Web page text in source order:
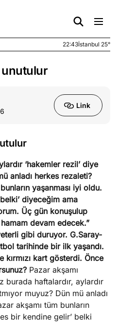
Spor
Yazıları
Yazıları
22:43İstanbul 25°
Link
‘hakemler rezil’ diye
anladı herkes rezaleti?
yaşanması iyi oldu.
diyeceğim ama
Üç gün konuşulup
devam edecek.”
gibi duruyor. G.Saray-
tarihinde bir ilk yaşandı.
kart gösterdi. Önce
Pazar akşamı
burada haftalardır, aylardır
muyuz? Dün mü anladı
akşamı tüm bunların
bir kendine gelir’ belki